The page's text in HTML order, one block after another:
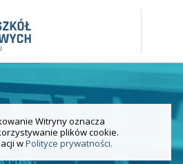
Witryny oznacza
plików cookie.
wPolityce prywatności.